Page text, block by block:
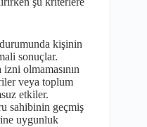
kişinin
sonuçlar.
izni olmamasının
veya toplum
etkiler.
sahibinin geçmiş
uygunluk